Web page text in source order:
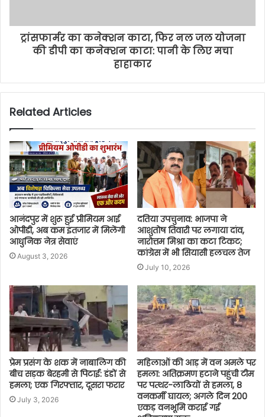
ट्रांसफार्मर का कनेक्शन काटा, फिर नल जल योजना
की डीपी का कनेक्शन काटा: पानी के लिए मचा
हाहाकार
Related Articles
आनंदपुर में शुरू हुई प्रीमियम आई
ओपीडी, अब कम इंतजार में मिलेंगी
आधुनिक नेत्र सेवाएं
August 3, 2026
दतिया उपचुनाव: भाजपा ने
आशुतोष तिवारी पर लगाया दांव,
नारोत्तम मिश्रा का कटा टिकट;
कांग्रेस में भी सियासी हलचल तेज
July 10, 2026
प्रेम प्रसंग के शक में नाबालिग की
बीच सड़क बेरहमी से पिटाई: डंडों से
हमला; एक गिरफ्तार, दूसरा फरार
July 3, 2026
महिलाओं की आड़ में वन अमले पर
हमला: अतिक्रमण हटाने पहुंची टीम
पर पत्थर-लाठियों से हमला, 8
वनकर्मी घायल; अगले दिन 200
एकड़ वनभूमि कराई गई